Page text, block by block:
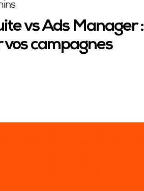
vs Ads Manager :
vos campagnes